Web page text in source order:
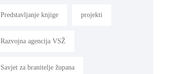
Predstavljanje knjige projekti
Razvojna agencija VSŽ
Savjet za branitelje župana